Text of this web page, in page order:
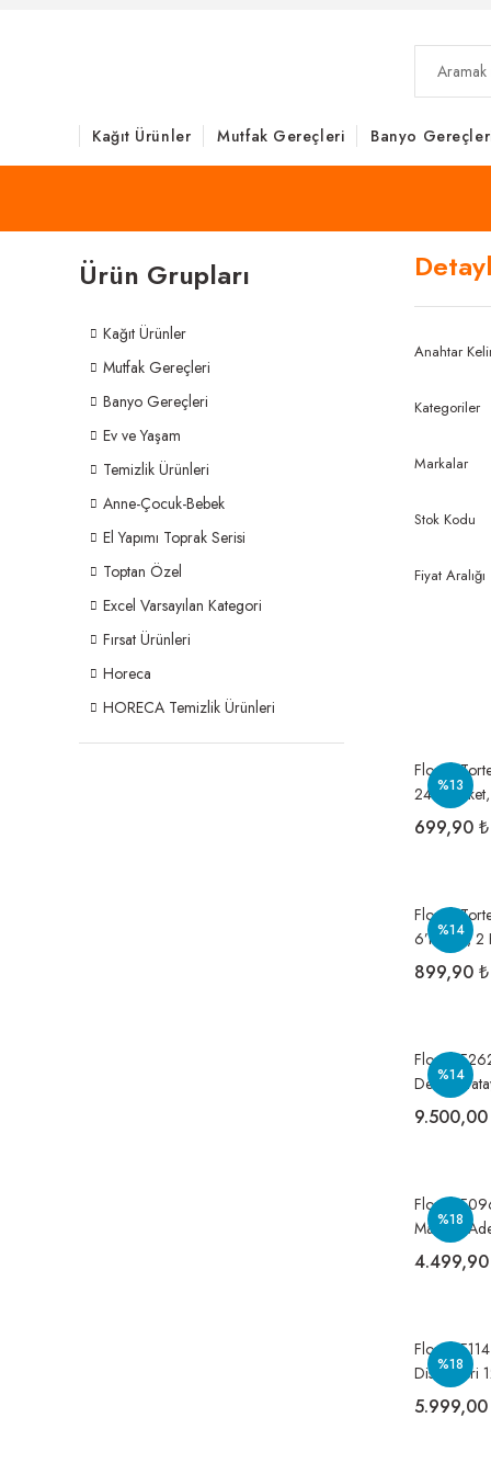
Kağıt Ürünler Mutfak Gereçleri Banyo
Ürün Grupları
Kağıt Ürünler
Mutfak Gereçleri
Banyo Gereçleri
Ev ve Yaşam
Temizlik Ürünleri
Anne-Çocuk-Bebek
El Yapımı Toprak Serisi
Toptan Özel
Excel Varsayılan Kategori
Fırsat Ürünleri
Horeca
HORECA Temizlik Ürünleri
Anahtar
Kategoriler
Markalar
Stok Kodu
Fiyat Aralığı
%13
Flosoft
24’lü
699,90 ₺
%14
Flosoft
6’lı Rulo, 2
4 Kg 1 Koli
899,90 ₺
%14
Flosoft
Desenli
Koli=24
%18
Flosoft
Mavi 12
Monte
%18
Flosoft
Dispenseri
Monte